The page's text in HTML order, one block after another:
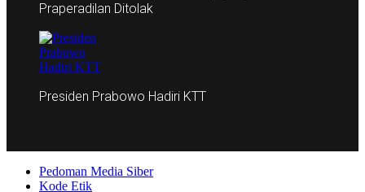
Praperadilan Ditolak
Presiden Prabowo Hadiri KTT
Pedoman Media Siber
Kode Etik